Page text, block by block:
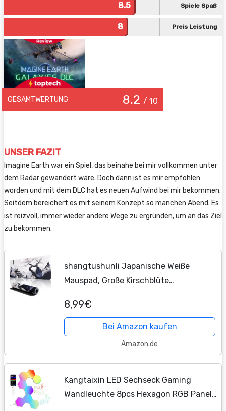
8.5 Spiele Spaß
8 Preis Leistung
GESAMTWERTUNG 8.2 / 10
UNSER FAZIT
Imagine Earth war ein Spiel, das beinahe bei mir vollkommen unter
dem Radar gewandert wäre. Doch dann ist es mir empfohlen
worden und mit dem DLC hat es neuen Aufwind bei mir bekommen.
Seitdem bereichert es mit seinem Konzept so manchen Abend. Es
ist reizvoll, immer wieder andere Wege zu ergründen, um an das Ziel
zu bekommen.
shangtushunli Japanische Weiße
Mauspad, Große Kirschblüte
Tastatur Matte, Rutschfeste
Gummibasis, Großer Erweiterter...
8,99€
Bei Amazon kaufen
Amazon.de
Kangtaixin LED Sechseck Gaming
Wandleuchte 8pcs Hexagon RGB Panel